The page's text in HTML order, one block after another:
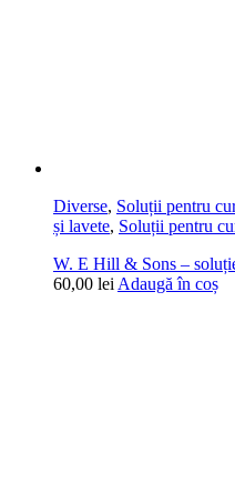
Diverse, Soluții pentru
și lavete, Soluții pentru
W. E Hill & Sons –
60,00 lei Adaugă în coș